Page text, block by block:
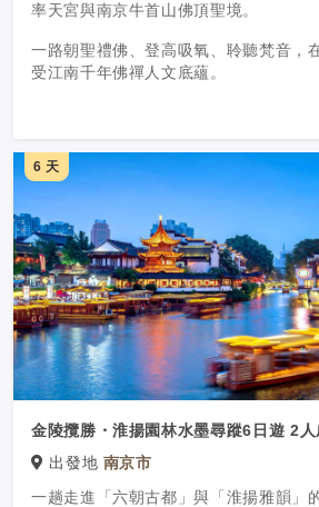
率天宮與南京牛首山佛頂聖境。
一路朝聖禮佛、登高吸氧、聆聽梵音，
受江南千年佛禪人文底蘊。
6 天
金陵攬勝・淮揚園林水墨尋蹤6日遊 2人
出發地 南京市
一趟走進「六朝古都」與「淮揚雅韻」